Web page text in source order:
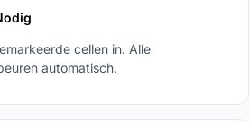
cellen in. Alle
automatisch.